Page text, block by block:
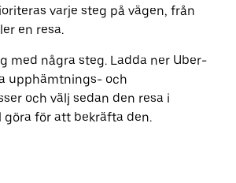
varje steg på vägen, från
en resa.
med några steg. Ladda ner Uber-
upphämtnings- och
och välj sedan den resa i
göra för att bekräfta den.